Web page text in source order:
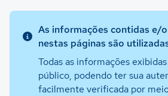
As informações contidas e/
nestas páginas são
Todas as informações
público, podendo ter sua
facilmente verificada por